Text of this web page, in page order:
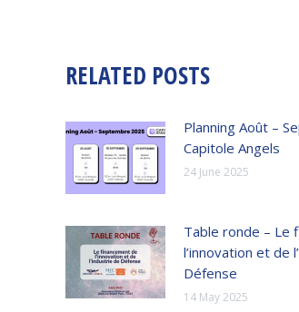
RELATED POSTS
Planning Août –
Capitole Angels
24 June 2025
Table ronde – Le
l’innovation et de
Défense
14 May 2025